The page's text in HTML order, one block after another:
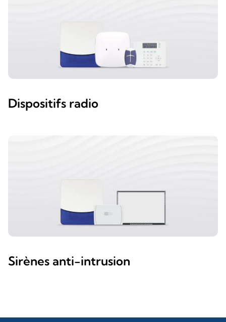
Dispositifs radio
Sirènes anti-intrusion